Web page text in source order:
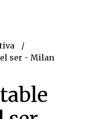
ser - Milan